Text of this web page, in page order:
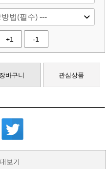
+1 -1
장바구니 관심상품
보기